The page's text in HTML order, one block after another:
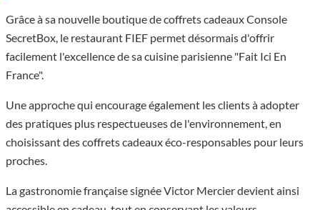
Grâce à sa nouvelle boutique de coffrets cadeaux Console
SecretBox, le restaurant FIEF permet désormais d'offrir
facilement l'excellence de sa cuisine parisienne "Fait Ici En
France".
Une approche qui encourage également les clients à adopter
des pratiques plus respectueuses de l'environnement, en
choisissant des coffrets cadeaux éco-responsables pour leurs
proches.
La gastronomie française signée Victor Mercier devient ainsi